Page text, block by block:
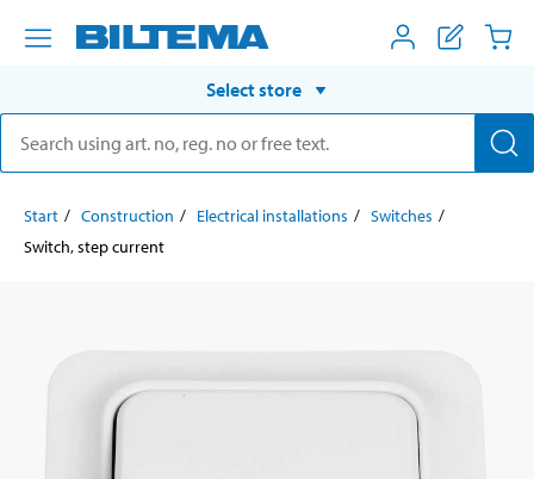
Select store
Start Construction Electrical installations
Switches
Switch, step current